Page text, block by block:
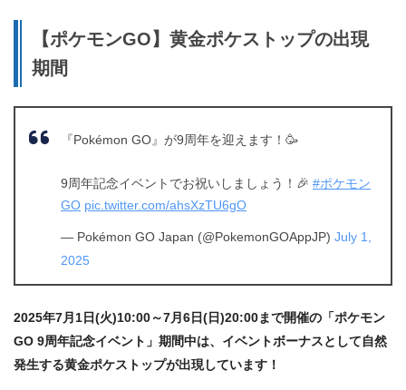
【ポケモンGO】黄金ポケストップの出現
期間
『Pokémon GO』が9周年を迎えます！🥳
9周年記念イベントでお祝いしましょう！🎉 #ポケモン
GO pic.twitter.com/ahsXzTU6gO
— Pokémon GO Japan (@PokemonGOAppJP) July 1,
2025
2025年7月1日(火)10:00～7月6日(日)20:00まで開催の「ポケモン
GO 9周年記念イベント」期間中は、イベントボーナスとして自然
発生する黄金ポケストップが出現しています！